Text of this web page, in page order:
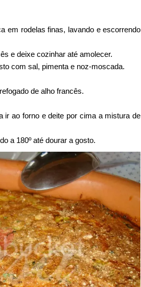
em rodelas finas, lavando e escorrendo
e deixe cozinhar até amolecer.
com sal, pimenta e noz-moscada.
de alho francês.
ir ao forno e deite por cima a mistura de
a 180º até dourar a gosto.